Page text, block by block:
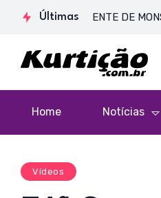
Últimas
PRESENTE DE
Home Notícias
Vídeos